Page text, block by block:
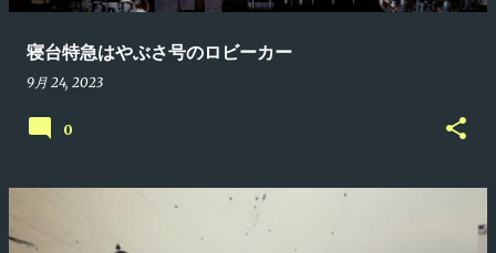
寝台特急はやぶさ号のロビーカー
9月 24, 2023
0